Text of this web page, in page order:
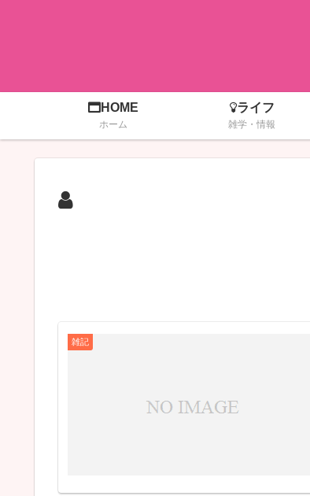
HOME
ホーム
ライフ
雑学・情報
雑記